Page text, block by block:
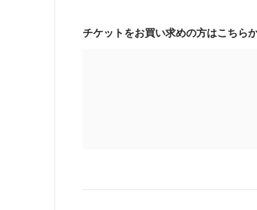
チケットをお買い求めの方はこちら